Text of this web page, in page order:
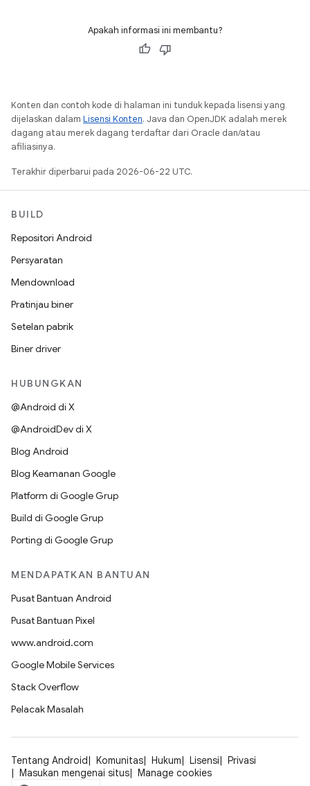
Apakah informasi ini membantu?
Konten dan contoh kode di halaman ini tunduk kepada lisensi yang
dijelaskan dalam Lisensi Konten. Java dan OpenJDK adalah merek
dagang atau merek dagang terdaftar dari Oracle dan/atau
afiliasinya.
Terakhir diperbarui pada 2026-06-22 UTC.
BUILD
Repositori Android
Persyaratan
Mendownload
Pratinjau biner
Setelan pabrik
Biner driver
HUBUNGKAN
@Android di X
@AndroidDev di X
Blog Android
Blog Keamanan Google
Platform di Google Grup
Build di Google Grup
Porting di Google Grup
MENDAPATKAN BANTUAN
Pusat Bantuan Android
Pusat Bantuan Pixel
www.android.com
Google Mobile Services
Stack Overflow
Pelacak Masalah
Tentang Android Komunitas Hukum Lisensi
Privasi
Masukan mengenai situs
Manage cookies